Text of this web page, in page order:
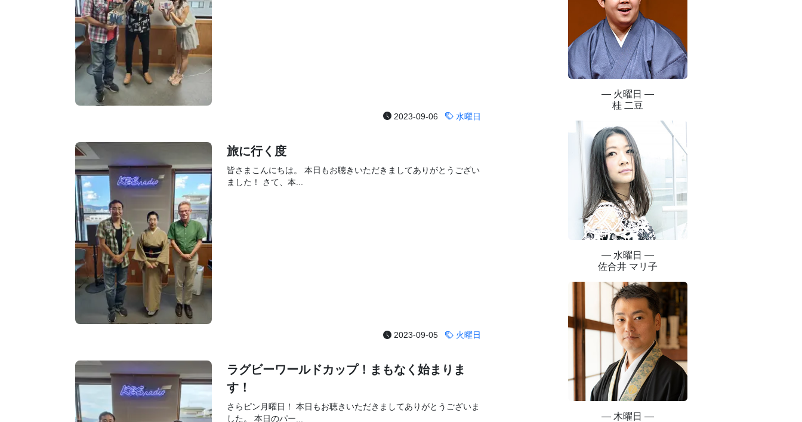
2023-09-06 水曜日
旅に行く度
皆さまこんにちは。 本日もお聴きいただきましてありがとうござい
ました！ さて、本...
2023-09-05 火曜日
ラグビーワールドカップ！まもなく始まりま
す！
さらピン月曜日！ 本日もお聴きいただきましてありがとうございま
した。 本日のパー...
― 火曜日 ―
桂 二豆
― 水曜日 ―
佐合井 マリ子
― 木曜日 ―